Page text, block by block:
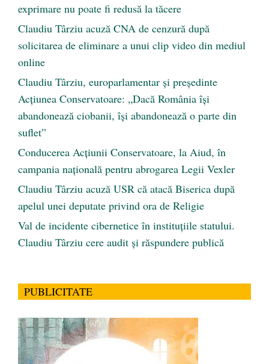
exprimare nu poate fi redusă la tăcere
Claudiu Târziu acuză CNA de cenzură după
solicitarea de eliminare a unui clip video din mediul
online
Claudiu Târziu, europarlamentar și președinte
Acțiunea Conservatoare: „Dacă România își
abandonează ciobanii, își abandonează o parte din
suflet”
Conducerea Acțiunii Conservatoare, la Aiud, în
campania națională pentru abrogarea Legii Vexler
Claudiu Târziu acuză USR că atacă Biserica după
apelul unei deputate privind ora de Religie
Val de incidente cibernetice în instituțiile statului.
Claudiu Târziu cere audit și răspundere publică
PUBLICITATE